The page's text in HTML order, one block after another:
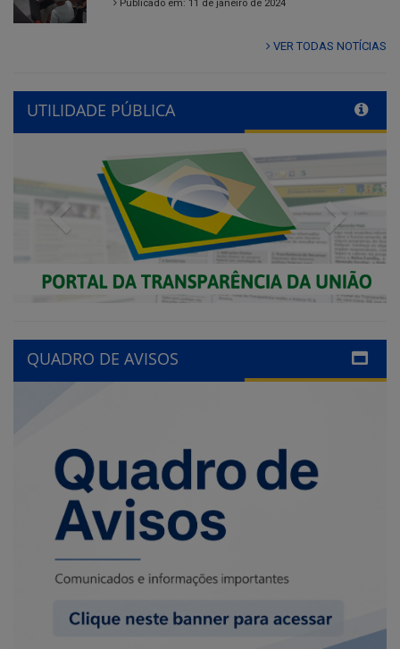
Publicado em: 11 de janeiro de 2024
VER TODAS NOTÍCIAS
UTILIDADE PÚBLICA
Previous Next
QUADRO DE AVISOS